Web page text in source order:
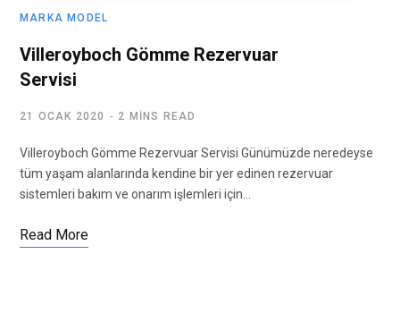
MARKA MODEL
Villeroyboch Gömme Rezervuar
Servisi
21 OCAK 2020 2 MINS READ
Villeroyboch Gömme Rezervuar Servisi Günümüzde neredeyse
tüm yaşam alanlarında kendine bir yer edinen rezervuar
sistemleri bakım ve onarım işlemleri için…
Read More